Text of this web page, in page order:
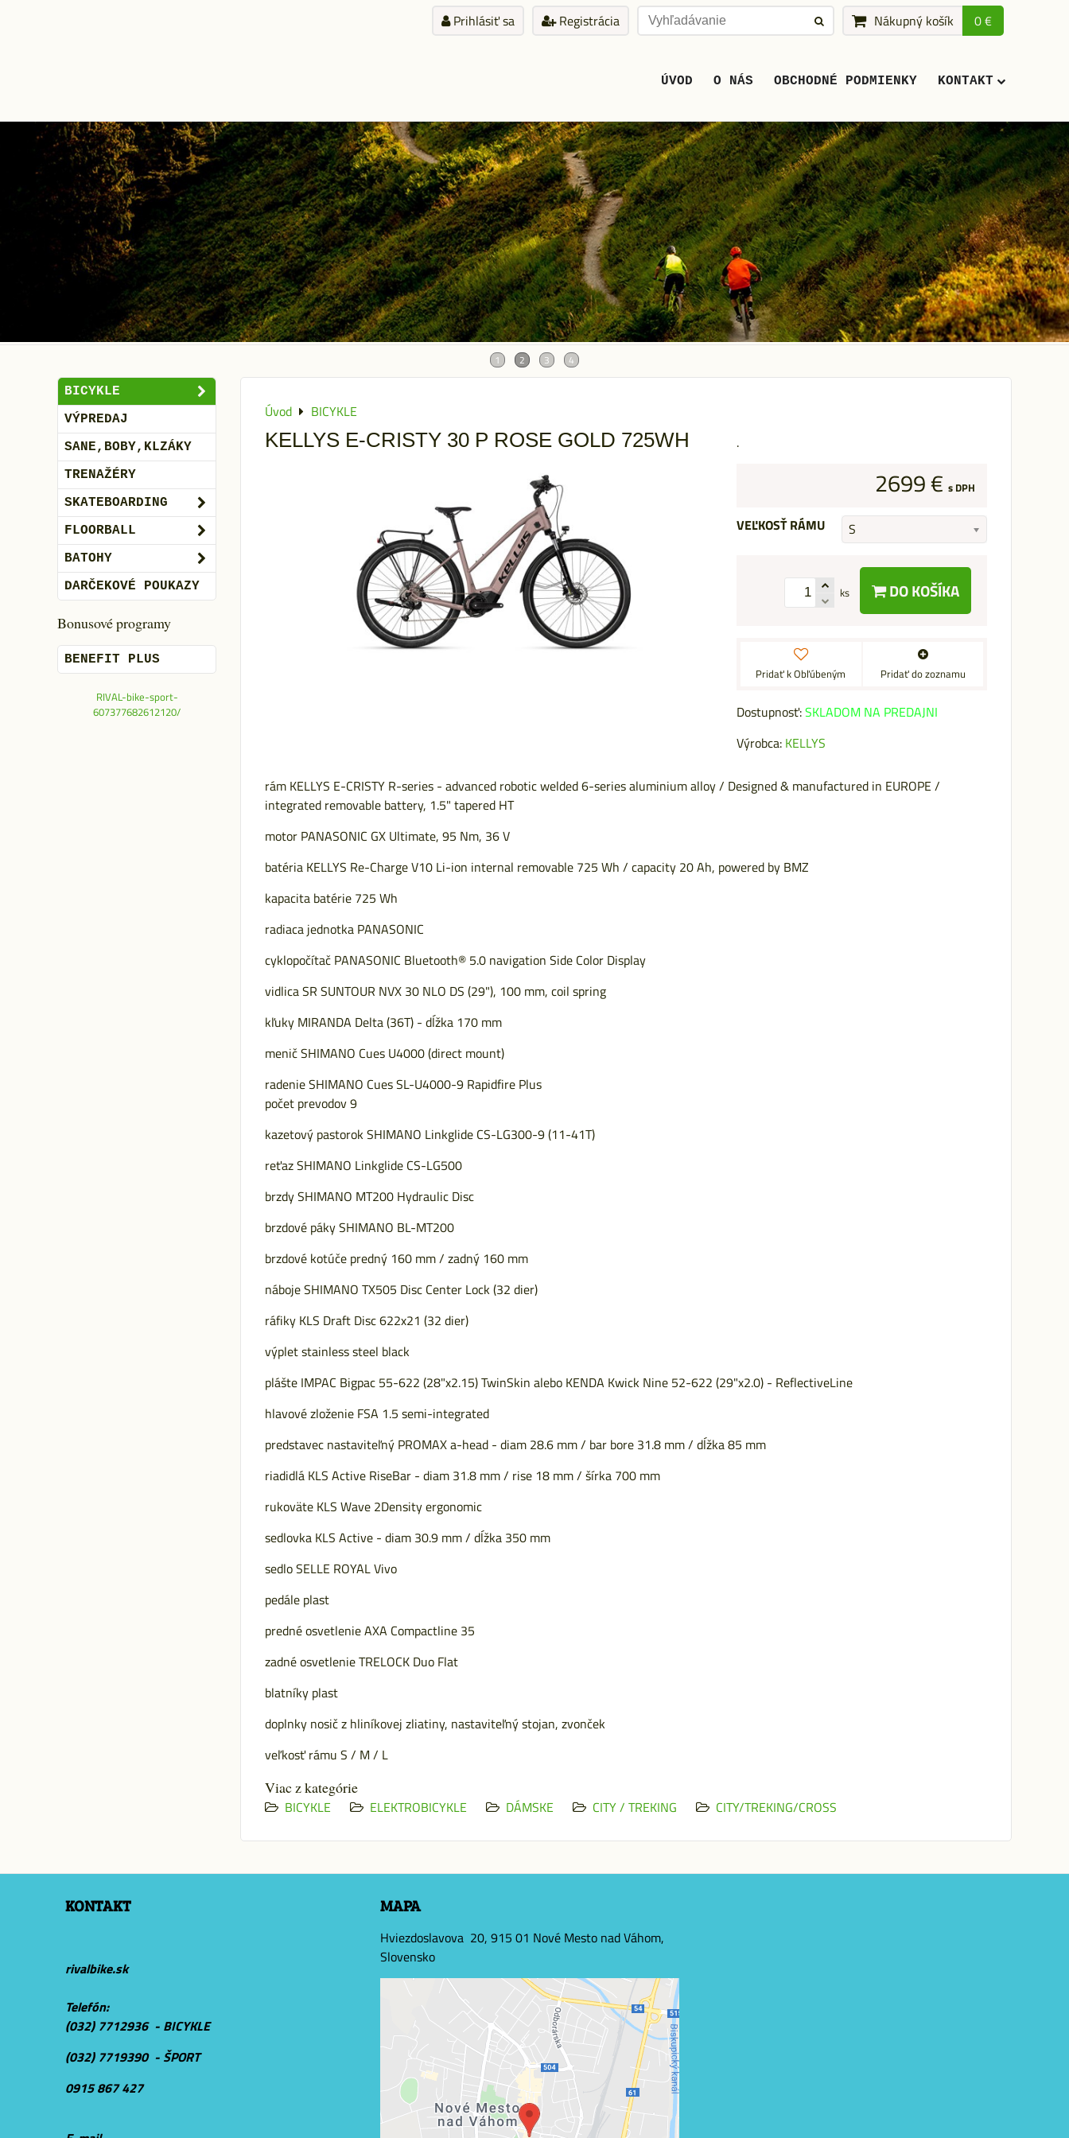
Prihlásiť sa Registrácia Nákupný košík 0 €
ÚVOD O NÁS OBCHODNÉ PODMIENKY KONTAKT
Úvod BICYKLE
KELLYS E-CRISTY 30 P ROSE GOLD 725WH .
2699 € s DPH
VEĽKOSŤ RÁMU S
ks DO KOŠÍKA
Pridať k Obľúbeným Pridať do zoznamu
Dostupnosť:SKLADOM NA PREDAJNI
Výrobca: KELLYS
rám KELLYS E-CRISTY R-series - advanced robotic welded 6-series aluminium alloy / Designed & manufactured in EUROPE /
integrated removable battery, 1.5" tapered HT
motor PANASONIC GX Ultimate, 95 Nm, 36 V
batéria KELLYS Re-Charge V10 Li-ion internal removable 725 Wh / capacity 20 Ah, powered by BMZ
kapacita batérie 725 Wh
radiaca jednotka PANASONIC
cyklopočítač PANASONIC Bluetooth® 5.0 navigation Side Color Display
vidlica SR SUNTOUR NVX 30 NLO DS (29"), 100 mm, coil spring
kľuky MIRANDA Delta (36T) - dĺžka 170 mm
menič SHIMANO Cues U4000 (direct mount)
radenie SHIMANO Cues SL-U4000-9 Rapidfire Plus
počet prevodov 9
kazetový pastorok SHIMANO Linkglide CS-LG300-9 (11-41T)
reťaz SHIMANO Linkglide CS-LG500
brzdy SHIMANO MT200 Hydraulic Disc
brzdové páky SHIMANO BL-MT200
brzdové kotúče predný 160 mm / zadný 160 mm
náboje SHIMANO TX505 Disc Center Lock (32 dier)
ráfiky KLS Draft Disc 622x21 (32 dier)
výplet stainless steel black
plášte IMPAC Bigpac 55-622 (28"x2.15) TwinSkin alebo KENDA Kwick Nine 52-622 (29"x2.0) - ReflectiveLine
hlavové zloženie FSA 1.5 semi-integrated
predstavec nastaviteľný PROMAX a-head - diam 28.6 mm / bar bore 31.8 mm / dĺžka 85 mm
riadidlá KLS Active RiseBar - diam 31.8 mm / rise 18 mm / šírka 700 mm
rukoväte KLS Wave 2Density ergonomic
sedlovka KLS Active - diam 30.9 mm / dĺžka 350 mm
sedlo SELLE ROYAL Vivo
pedále plast
predné osvetlenie AXA Compactline 35
zadné osvetlenie TRELOCK Duo Flat
blatníky plast
doplnky nosič z hliníkovej zliatiny, nastaviteľný stojan, zvonček
veľkosť rámu S / M / L
Viac z kategórie
BICYKLE
ELEKTROBICYKLE DÁMSKE CITY / TREKING CITY/TREKING/CROSS
BICYKLE
VÝPREDAJ
SANE,BOBY,KLZÁKY
TRENAŽÉRY
SKATEBOARDING
FLOORBALL
BATOHY
DARČEKOVÉ POUKAZY
Bonusové programy
BENEFIT PLUS
RIVAL-bike-sport-
607377682612120/
KONTAKT
rivalbike.sk
Telefón:
(032) 7712936 - BICYKLE
(032) 7719390 - ŠPORT
0915 867 427
MAPA
Hviezdoslavova 20, 915 01 Nové Mesto nad Váhom,
Slovensko
Externý obsah je blokovaný Voľbami
súkromia
Prajete si načítať externý obsah?